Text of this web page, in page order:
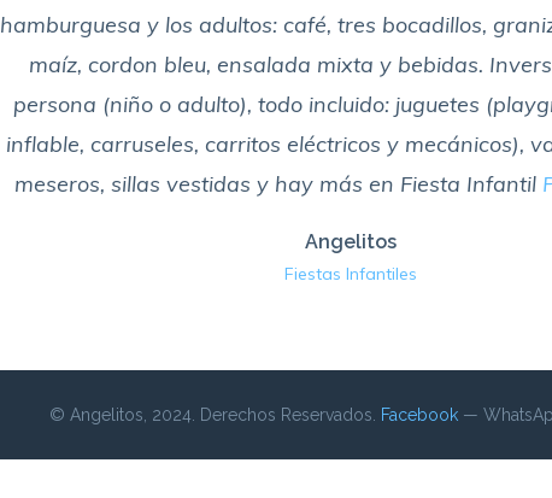
hamburguesa y los adultos: café, tres bocadillos,
maíz, cordon bleu, ensalada mixta y bebidas.
persona (niño o adulto), todo incluido: juguetes
inflable, carruseles, carritos eléctricos y mecánicos),
meseros, sillas vestidas y hay más en Fiesta Infantil
Angelitos
Fiestas Infantiles
© Angelitos, 2024. Derechos Reservados. Facebook —